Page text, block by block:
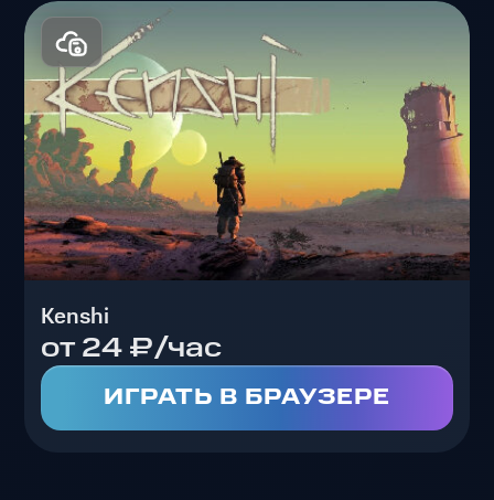
Kenshi
от 24 ₽/час
ИГРАТЬ В БРАУЗЕРЕ